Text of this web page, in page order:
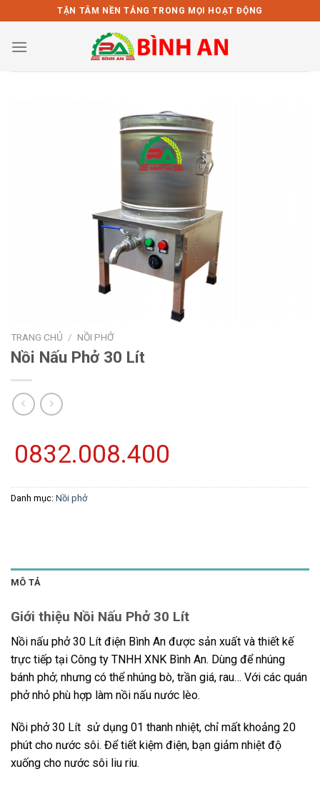
qua
nội
TẬN TÂM NỀN TẢNG TRONG MỌI HOẠT ĐỘNG
TRANG CHỦ / NỒI PHỞ
Nồi Nấu Phở 30 Lít
0832.008.400
Danh mục: Nồi phở
MÔ TẢ
Giới thiệu Nồi Nấu Phở 30 Lít
Nồi nấu phở 30 Lít điện Bình An được sản xuất và thiết kế
trực tiếp tại Công ty TNHH XNK Bình An. Dùng để nhúng
bánh phở; nhưng có thể nhúng bò, trần giá, rau… Với các quán
phở nhỏ phù hợp làm nồi nấu nước lèo.
Nồi phở 30 Lít sử dụng 01 thanh nhiệt, chỉ mất khoảng 20
phút cho nước sôi. Để tiết kiệm điện, bạn giảm nhiệt độ
xuống cho nước sôi liu riu.